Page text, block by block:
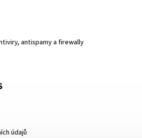
antispamy a firewally
údajů